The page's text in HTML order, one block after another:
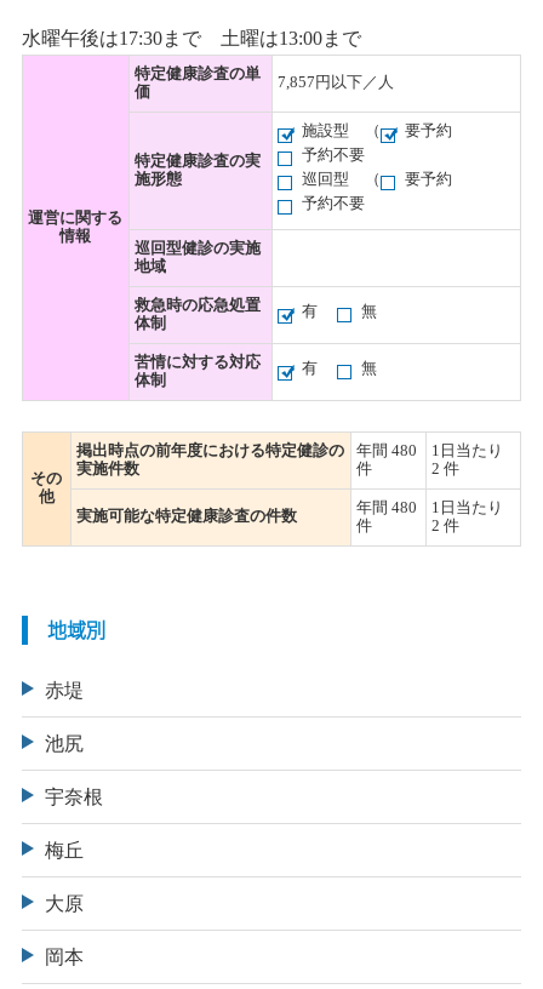
水曜午後は17:30まで 土曜は13:00まで
運営に関する
情報
特定健康診査の単
価
7,857円以下／人
特定健康診査の実
施形態
施設型 （
要予約
予約不要
巡回型
（
要予約
予約不要
巡回型健診の実施
地域
救急時の応急処置
体制
有 無
苦情に対する対応
体制
有 無
その
他
掲出時点の前年度における特定健診の
実施件数
年間 480
件
1日当たり
2 件
実施可能な特定健康診査の件数
年間 480
件
1日当たり
2 件
地域別
赤堤
池尻
宇奈根
梅丘
大原
岡本